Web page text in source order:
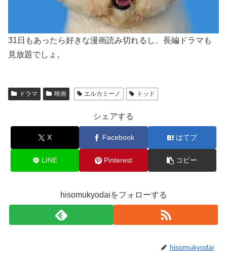
31日もあったら好きな漫画読み切れるし、長編ドラマも
見放題でしょ。
ドラマ 映画 エルカミーノ トッド
シェアする
X Facebook はてブ
LINE Pinterest コピー
hisomukyodaiをフォローする
hisomukyodai